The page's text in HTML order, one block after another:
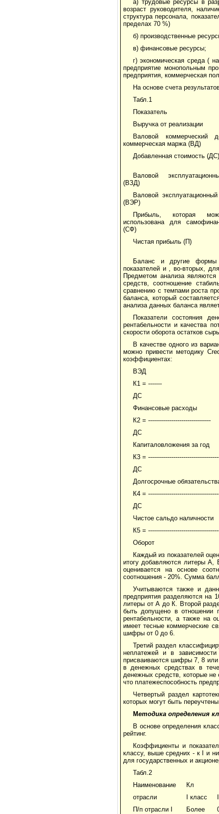
а) трудовые ресурсы в
возраст руководителя,
структура персонала,
пределах 70 %)
б) производственные
в) финансовые ресурсы;
г) экономическая среда (
предприятие монопольным
предприятия, коммерческая
На основе счета
Табл.1
Показатель
Выручка от реализации
Валовой коммерческий
коммерческая маржа (ВД)
Добавленная стоимость (ДС)
Валовой
(ВЗД)
Валовой эксплуатационный
(ВЭР)
Прибыль, которая
использована для
(СФ)
Чистая прибыль (П)
Баланс и другие формы
показателей и , во-вторых,
Предметом анализа являются
средств, соотношение
сравнению с темпами роста
баланса, который
анализа данных баланса
Показатели состояния
рентабельности и качества
скорости оборота остатков
В качестве одного из
можно привести методику
коэффициентах:
ВЭД
К1 = -------
ДС
Финансовые расходы
К2 = --------------------------------
ДС
Капиталовложения за год
К3 =
ДС
Долгосрочные
К4 =
ДС
Чистое сальдо наличности
К5 =
Оборот
Каждый из показателей
итогу добавляются литеры А,
оценивается на основе
соотношения - 20%. Сумма
Учитываются также и
предприятия разделяются на
литеры от А до К. Второй
быть допущено в отношении
рентабельности, а также на
имеет тесные коммерческие
шифры от 0 до 6.
Третий раздел
неплатежей и в
присваиваются шифры 7, 8 или
в денежных средствах в
денежных средств, которые не
что платежеспособность
Четвертый раздел
которых могут быть
Методика определения
В основе определения
рейтинг.
Коэффициенты и
классу, выше средних - к I и
для государственных и
Табл.2
Наименование
Кл
отрасли
I класс
П/п отрасли I
Более